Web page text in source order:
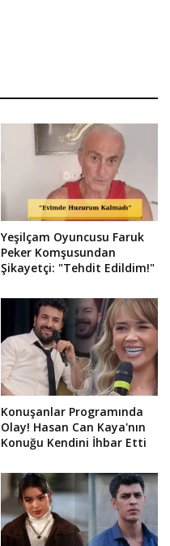
Yeşilçam Oyuncusu Faruk
Peker Komşusundan
Şikayetçi: "Tehdit Edildim!"
Konuşanlar Programında
Olay! Hasan Can Kaya'nın
Konuğu Kendini İhbar Etti